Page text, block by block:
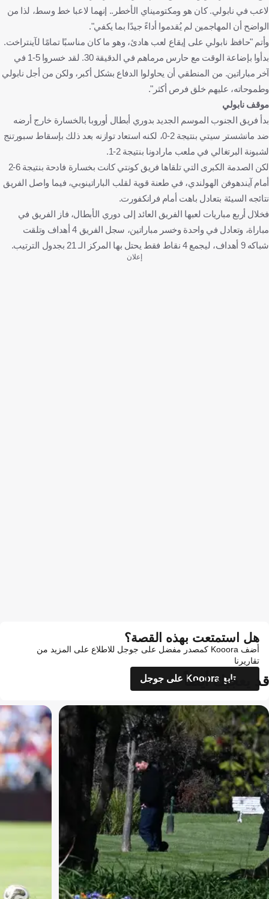
لاعب في نابولي. كان هو ومكتوميناي الأخطر.. إنهما لاعبا خط وسط، لذا من
الواضح أن المهاجمين لم يُقدموا أداءً جيدًا بما يكفي".
وأتم "حافظ نابولي على إيقاع لعب هادئ، وهو ما كان مناسبًا تمامًا لآينتراخت.
بدأوا بإضاعة الوقت مع حارس مرماهم في الدقيقة 30. لقد خسروا 5-1 في
آخر مباراتين. من المنطقي أن يحاولوا الدفاع بشكل أكبر، ولكن من أجل نابولي
وطموحاته، عليهم خلق فرص أكثر".
موقف نابولي
بدأ فريق الجنوب الموسم الجديد بدوري أبطال أوروبا بالخسارة خارج أرضه
ضد مانشستر سيتي بنتيجة 2-0، لكنه استعاد توازنه بعد ذلك بإسقاط سبورتنج
لشبونة البرتغالي في ملعب مارادونا بنتيجة 2-1.
لكن الصدمة الكبرى التي تلقاها فريق كونتي كانت بخسارة فادحة بنتيجة 6-2
أمام آيندهوفن الهولندي، في طعنة قوية لقلب الباراتينوبي، فيما واصل الفريق
نتائجه السيئة بتعادل باهت أمام فرانكفورت.
فخلال أربع مباريات لعبها الفريق العائد إلى دوري الأبطال، فاز الفريق في
مباراة، وتعادل في واحدة وخسر مباراتين، سجل الفريق 4 أهداف وتلقت
شباكه 9 أهداف، ليجمع 4 نقاط فقط يحتل بها المركز الـ 21 بجدول الترتيب.
إعلان
هل استمتعت بهذه القصة؟
أضف Kooora كمصدر مفضل على جوجل للاطلاع على المزيد من
تقاريرنا
تابع Kooora على جوجل
قد يعجبك أيضاً